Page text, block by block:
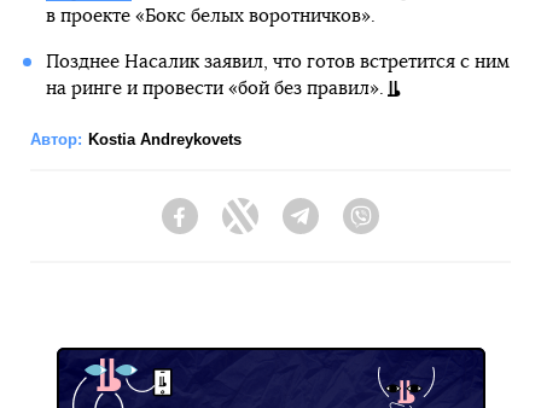
в проекте «Бокс белых воротничков».
Позднее Насалик заявил, что готов встретится с ним
на ринге и провести «бой без правил».
Автор: Kostia Andreykovets
FacebookTwitter Telegram